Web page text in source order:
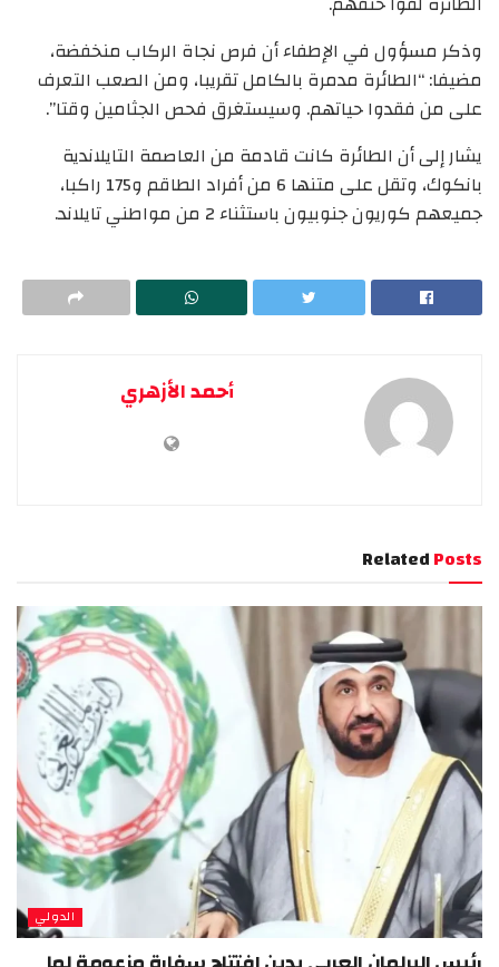
وذكر مسؤول في الإطفاء أن فرص نجاة الركاب منخفضة،
مضيفا: “الطائرة مدمرة بالكامل تقريبا، ومن الصعب التعرف
على من فقدوا حياتهم. وسيستغرق فحص الجثامين وقتا”.
يشار إلى أن الطائرة كانت قادمة من العاصمة التايلاندية
بانكوك، وتقل على متنها 6 من أفراد الطاقم و175 راكبا،
جميعهم كوريون جنوبيون باستثناء 2 من مواطني تايلاند.
أحمد الأزهري
RelatedPosts
الدولي